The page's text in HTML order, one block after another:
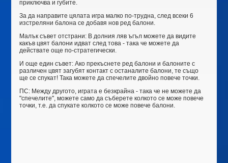
приключва и губите.
За да направите цялата игра малко по-трудна, след всеки 6
изстреляни балона се добавя нов ред балони.
Малък съвет отстрани: В долния ляв ъгъл можете да видите
какъв цвят балони идват след това - така че можете да
действате още по-стратегически.
И още един съвет: Ако прекъснете ред балони и балоните с
различен цвят загубят контакт с останалите балони, те също
ще се спукат! Така можете да спечелите двойно повече точки.
ПС: Между другото, играта е безкрайна - така че не можете да
"спечелите", можете само да съберете колкото се може повече
точки, т.е. да спукате колкото се може повече балони.